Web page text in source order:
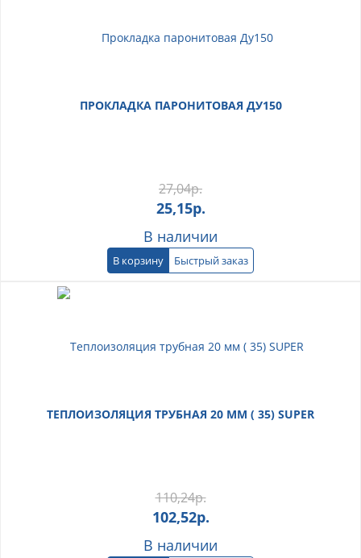
ПРОКЛАДКА ПАРОНИТОВАЯ ДУ150
27,04р.
25,15р.
В наличии
В корзину Быстрый заказ
ТЕПЛОИЗОЛЯЦИЯ ТРУБНАЯ 20 ММ ( 35) SUPER
110,24р.
102,52р.
В наличии